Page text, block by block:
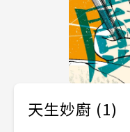
天生妙廚 (1)